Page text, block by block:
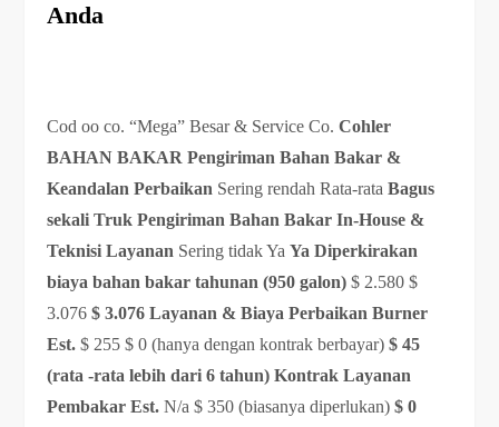
Anda
Cod oo co. “Mega” Besar & Service Co.Cohler
BAHAN BAKAR Pengiriman Bahan Bakar &
Keandalan Perbaikan Sering rendah Rata-rataBagus
sekali Truk Pengiriman Bahan Bakar In-House &
Teknisi Layanan Sering tidak YaYa Diperkirakan
biaya bahan bakar tahunan (950 galon) $ 2.580 $
3.076$ 3.076 Layanan & Biaya Perbaikan Burner
Est. $ 255 $ 0 (hanya dengan kontrak berbayar)$ 45
(rata -rata lebih dari 6 tahun) Kontrak Layanan
Pembakar Est. N/a $ 350 (biasanya diperlukan)$ 0